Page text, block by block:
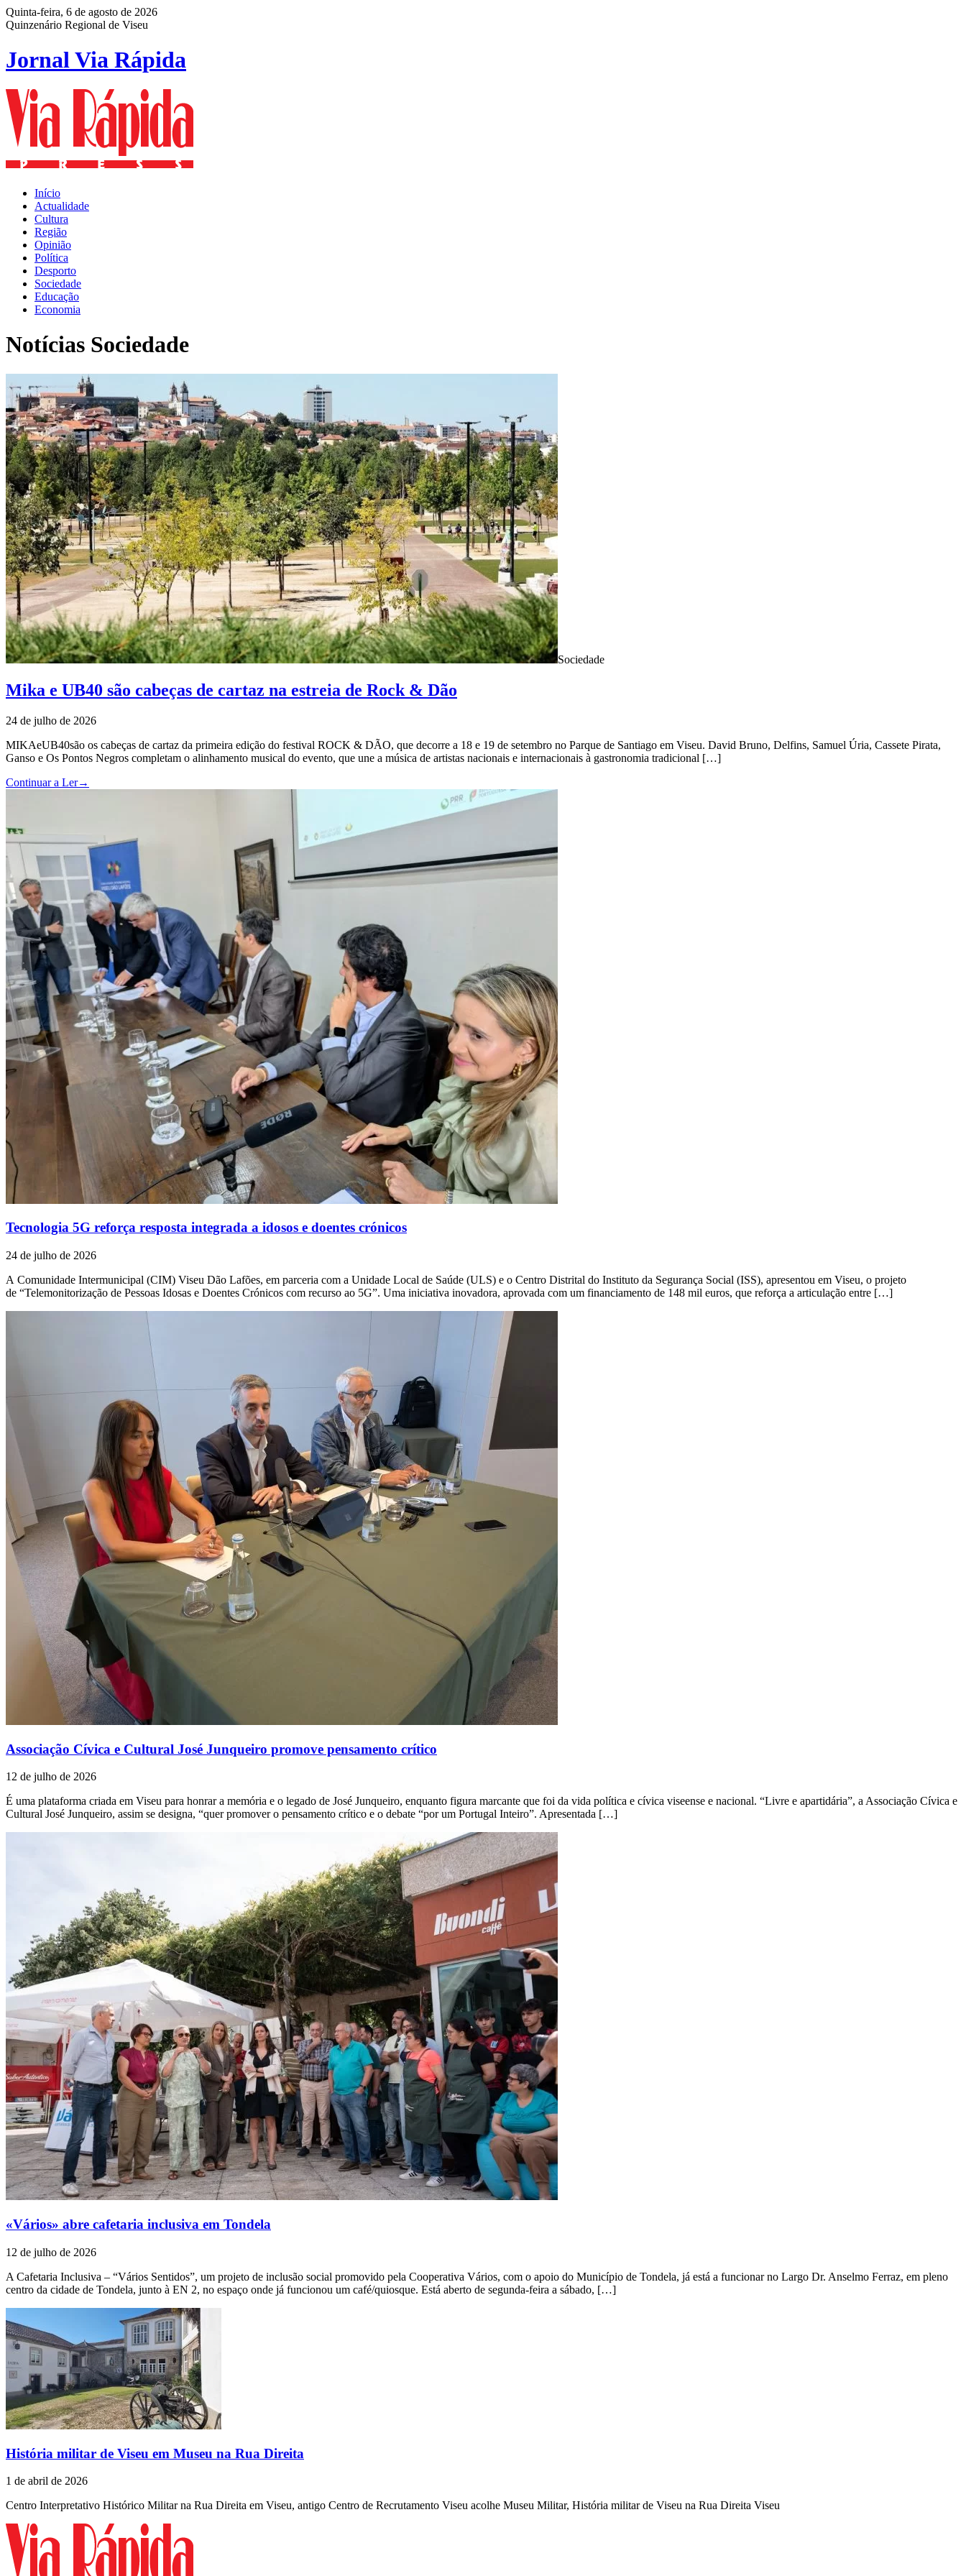
Quinta-feira, 6 de agosto de 2026
Quinzenário Regional de Viseu
Jornal Via Rápida
Início
Actualidade
Cultura
Região
Opinião
Política
Desporto
Sociedade
Educação
Economia
Notícias Sociedade
Sociedade
Mika e UB40 são cabeças de cartaz na estreia de Rock & Dão
24 de julho de 2026
MIKAeUB40são os cabeças de cartaz da primeira edição do festival ROCK & DÃO, que decorre a 18 e 19 de setembro no Parque de Santiago em Viseu. David Bruno, Delfins, Samuel Úria, Cassete Pirata,
Ganso e Os Pontos Negros completam o alinhamento musical do evento, que une a música de artistas nacionais e internacionais à gastronomia tradicional […]
Continuar a Ler→
Tecnologia 5G reforça resposta integrada a idosos e doentes crónicos
24 de julho de 2026
A Comunidade Intermunicipal (CIM) Viseu Dão Lafões, em parceria com a Unidade Local de Saúde (ULS) e o Centro Distrital do Instituto da Segurança Social (ISS), apresentou em Viseu, o projeto
de “Telemonitorização de Pessoas Idosas e Doentes Crónicos com recurso ao 5G”. Uma iniciativa inovadora, aprovada com um financiamento de 148 mil euros, que reforça a articulação entre […]
Associação Cívica e Cultural José Junqueiro promove pensamento crítico
12 de julho de 2026
É uma plataforma criada em Viseu para honrar a memória e o legado de José Junqueiro, enquanto figura marcante que foi da vida política e cívica viseense e nacional. “Livre e apartidária”, a Associação Cívica e
Cultural José Junqueiro, assim se designa, “quer promover o pensamento crítico e o debate “por um Portugal Inteiro”. Apresentada […]
«Vários» abre cafetaria inclusiva em Tondela
12 de julho de 2026
A Cafetaria Inclusiva – “Vários Sentidos”, um projeto de inclusão social promovido pela Cooperativa Vários, com o apoio do Município de Tondela, já está a funcionar no Largo Dr. Anselmo Ferraz, em pleno
centro da cidade de Tondela, junto à EN 2, no espaço onde já funcionou um café/quiosque. Está aberto de segunda-feira a sábado, […]
História militar de Viseu em Museu na Rua Direita
1 de abril de 2026
Centro Interpretativo Histórico Militar na Rua Direita em Viseu, antigo Centro de Recrutamento Viseu acolhe Museu Militar, História militar de Viseu na Rua Direita Viseu